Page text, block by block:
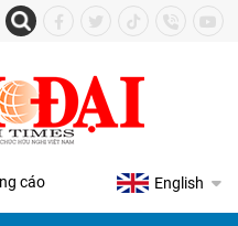
cáo English